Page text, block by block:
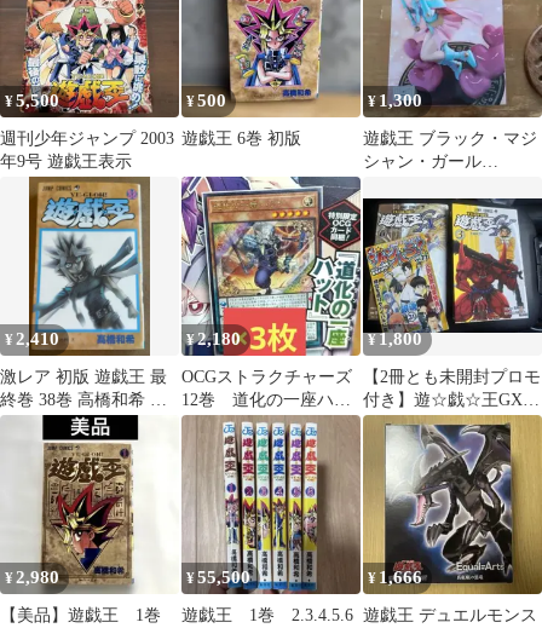
¥5,500
週刊少年ジャンプ 2003
年9号 遊戯王表示
¥500
遊戯王 6巻 初版
¥ 1,300
遊戯王 ブラック・マジ
シャン・ガール
¥ 2,410
激レア 初版 遊戯王 最
終巻 38巻 高橋和希 ジ
ャンプコミックス
¥2,180
OCGストラクチャーズ
12巻 道化の一座ハッ
ト 付き
¥1,800
【2冊とも未開封プロモ
付き】遊☆戯☆王GX 3
巻(初版ジャンパラ付
き)・6巻
¥2,980
【美品】遊戯王 1巻
¥55,500
遊戯王 1巻 2.3.4.5.6
¥ 1,666
遊戯王 デュエルモンス